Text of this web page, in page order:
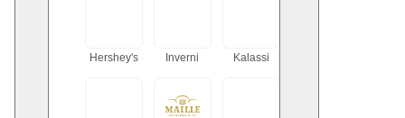
Hershey's Inverni Kalassi